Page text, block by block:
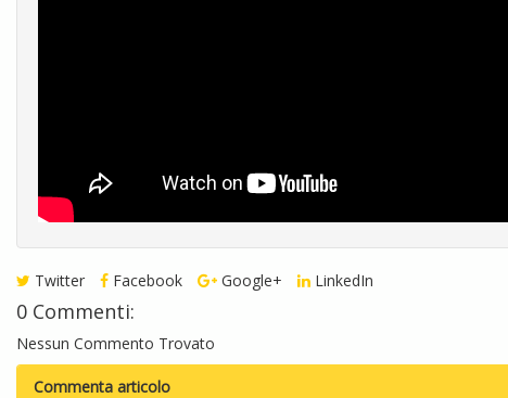
Twitter Facebook Google+ LinkedIn
0 Commenti:
Nessun Commento Trovato
Commenta articolo